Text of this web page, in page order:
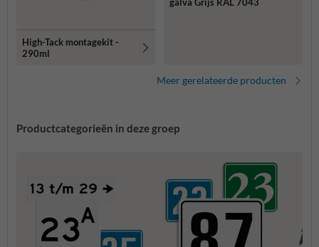
High-Tack montagekit -
290ml
Meer gerelateerde producten
Productcategorieën in deze groep